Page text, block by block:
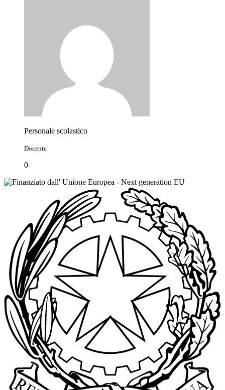
Personale scolastico
Docente
0